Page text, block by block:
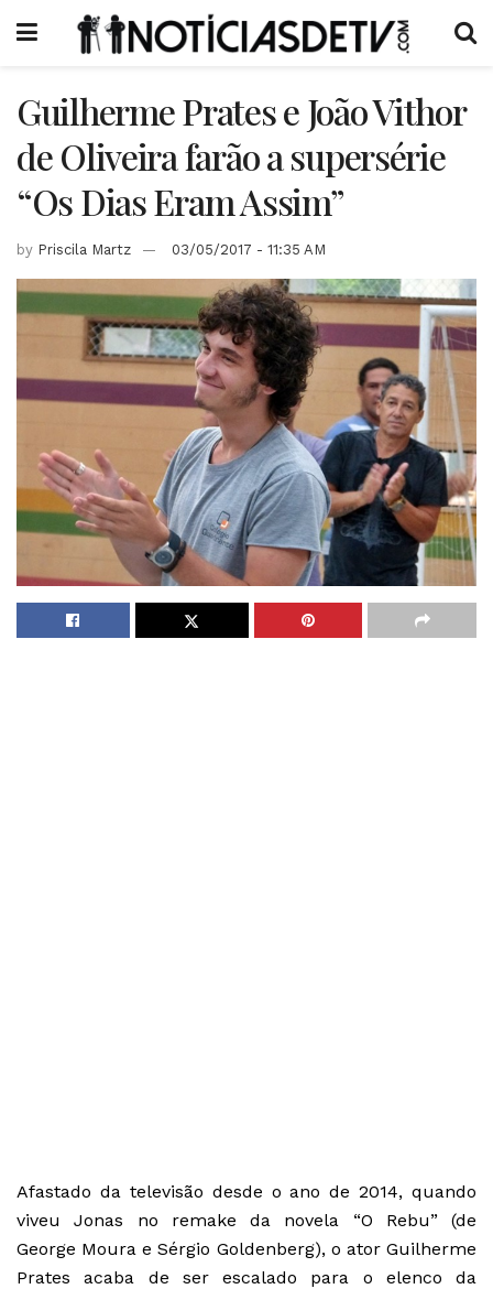
Guilherme Prates e João Vithor
de Oliveira farão a supersérie
“Os Dias Eram Assim”
by Priscila Martz 03/05/2017 - 11:35 AM
Afastado da televisão desde o ano de 2014, quando
viveu Jonas no remake da novela “O Rebu” (de
George Moura e Sérgio Goldenberg), o ator Guilherme
Prates acaba de ser escalado para o elenco da